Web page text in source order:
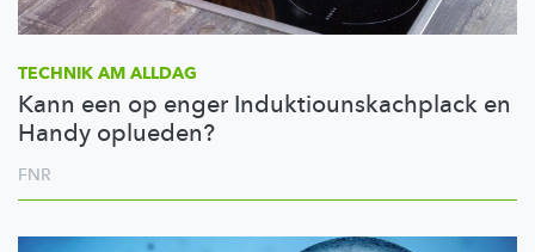
TECHNIK AM ALLDAG
Kann een op enger Induktiounskachplack en
Handy oplueden?
FNR